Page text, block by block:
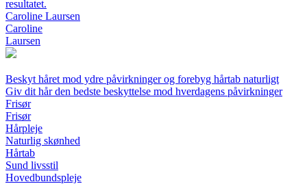
resultatet.
Caroline Laursen
Caroline
Laursen
Beskyt håret mod ydre påvirkninger og forebyg hårtab naturligt
Giv dit hår den bedste beskyttelse mod hverdagens påvirkninger
Frisør
Frisør
Hårpleje
Naturlig skønhed
Hårtab
Sund livsstil
Hovedbundspleje